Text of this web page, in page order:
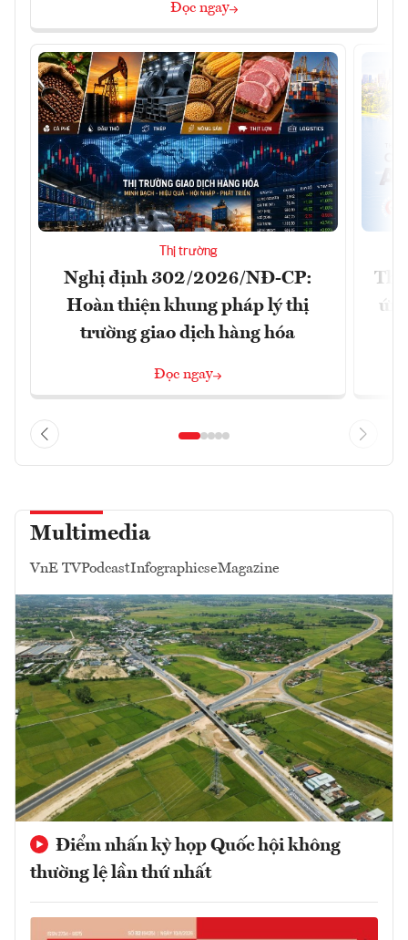
Đọc ngay
Thị trường
Nghị định 302/2026/NĐ-CP:
Hoàn thiện khung pháp lý thị
trường giao dịch hàng hóa
Đọc ngay
Multimedia
VnE TVPodcastInfographicseMagazine
Điểm nhấn kỳ họp Quốc hội không
thường lệ lần thứ nhất